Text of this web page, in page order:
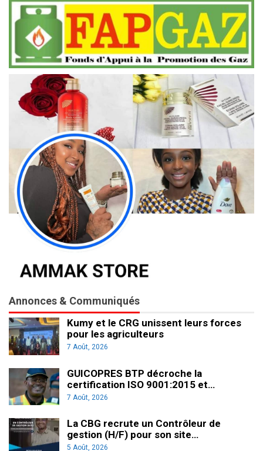
Annonces & Communiqués
Kumy et le CRG unissent leurs forces
pour les agriculteurs
7 Août, 2026
GUICOPRES BTP décroche la
certification ISO 9001:2015 et…
7 Août, 2026
La CBG recrute un Contrôleur de
gestion (H/F) pour son site…
5 Août, 2026